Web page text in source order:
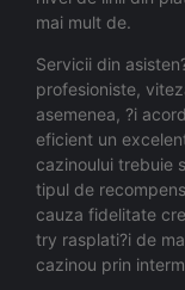
mai mult de.
Servicii din
profesioniste,
asemenea, ?i
eficient un
cazinoului trebuie
tipul de
cauza fidelitate
try rasplati?i de
cazinou prin